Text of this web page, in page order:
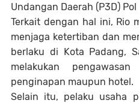
Undangan Daerah (P3D) Pol
Terkait dengan hal ini, Rio
menjaga ketertiban dan
berlaku di Kota Padang,
melakukan
penginapan maupun hotel.
Selain itu, pelaku usaha